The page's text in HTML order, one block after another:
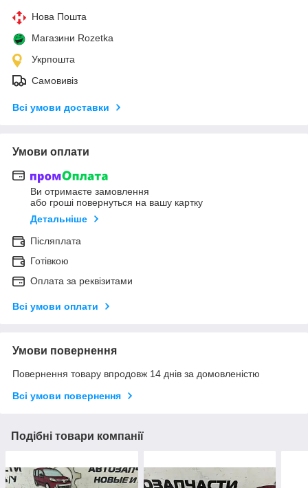
Нова Пошта
Магазини Rozetka
Укрпошта
Самовивіз
Всі умови доставки
Умови оплати
Ви отримаєте замовлення
або гроші повернуться на вашу картку
Детальніше
Післяплата
Готівкою
Оплата за реквізитами
Всі умови оплати
Умови повернення
Повернення товару впродовж 14 днів за домовленістю
Всі умови повернення
Подібні товари компанії